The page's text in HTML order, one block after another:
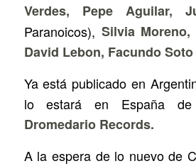
Verdes, Pepe Aguilar,
Paranoicos), Silvia
David Lebon, Facundo Soto
Ya está publicado en
lo estará en España
Dromedario Records.
A la espera de lo nuevo de